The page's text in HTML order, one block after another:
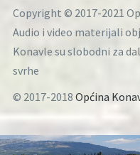
Copyright © 2017-2021
Audio i video materijali
Konavle su slobodni za
svrhe
© 2017-2018 Općina